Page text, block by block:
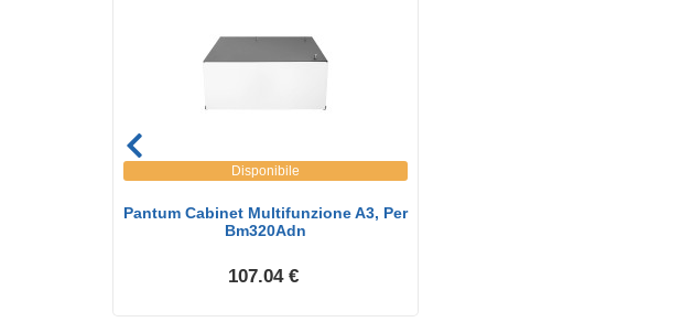
Disponibile
Pantum Cabinet Multifunzione A3, Per
Bm320Adn
107.04 €